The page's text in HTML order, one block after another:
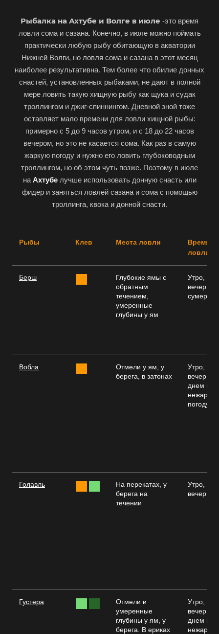
Рыбалка на Ахтубе и Волге в июле -это время
ловли сома и сазана. Конечно, в июле можно поймать
практически любую рыбу обитающую в акватории
Нижней Волги, но ловля сома и сазана в этот месяц
наиболее результативна. Тем более что обилие донных
снастей, установленных рыбаками, не дают в полной
мере ловить такую хищную рыбу как щука и судак
троллингом и джиг-спиннингом. Дневной зной тоже
оставляет мало времени для ловли хищной рыбы:
примерно с 5 до 9 часов утром, и с 18 до 22 часов
вечером, но это не касается сома. Как раз в самую
жаркую погоду и нужно его ловить глубоководным
троллингом, но об этом чуть позже. Поэтому в июле
на Ахтубе лучше использовать донную снасть или
фидер и заняться ловлей сазана и сома с помощью
троллинга, квока и донной снасти.
Рыбы Клев Места ловли
Время
ловли
Берш
Глубокие ямы с
обратным
течением,
умеренные
глубины у ям
Утро,
вечер,
сумерки
Вобла
Отмели у ям, у
берега, в затонах
Утро,
вечер,
днем в
погоду
Голавль
На перекатах, у
берега на
течении
Утро,
вечер
Густера
Отмели и
умеренные
глубины у ям, у
берега. В ериках
Утро,
вечер,
днем в